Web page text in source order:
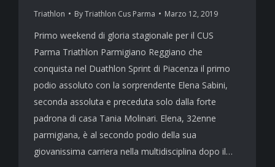
Triathlon ByTriathlon Cus Parma Marzo 12, 2019
Primo weekend di gloria stagionale per il CUS
Parma Triathlon Parmigiano Reggiano che
conquista nel Duathlon Sprint di Piacenza il primo
podio assoluto con la sorprendente Elena Sabini,
seconda assoluta e preceduta solo dalla forte
padrona di casa Tania Molinari. Elena, 32enne
parmigiana, è al secondo podio della sua
giovanissima carriera nella multidisciplina dopo il…